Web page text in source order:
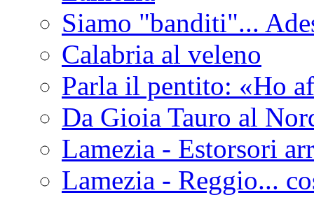
Siamo "banditi"...
Calabria al veleno
Parla il pentito: «Ho
Da Gioia Tauro al
Lamezia - Estorsori
Lamezia - Reggio...